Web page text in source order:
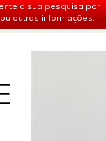
a sua pesquisa por
outras informações...